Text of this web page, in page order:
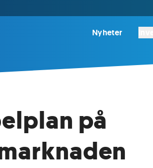
Nyheter
på